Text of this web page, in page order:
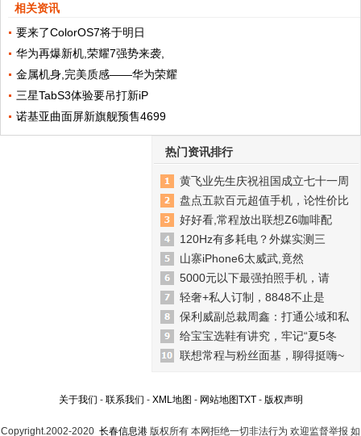
相关资讯
要来了ColorOS7将于明日
华为再爆新机,荣耀7强势来袭,
金属机身,完美质感——华为荣耀
三星TabS3体验要吊打新iP
诺基亚曲面屏新旗舰预售4699
热门资讯排行
黄飞业先生庆祝祖国成立七十一周
盘点五款百元超值手机，论性价比
好好看,常程放出联想Z6咖啡配
120Hz有多耗电？外媒实测三
山寨iPhone6太威武,竟然
5000元以下最强拍照手机，请
轻奢+私人订制，8848不止是
保利威副总裁周鑫：打通公域和私
给宝宝选鞋有讲究，牢记“夏5冬
联想常程与粉丝面基，聊得挺嗨~
关于我们 - 联系我们 - XML地图 - 网站地图TXT- 版权声明
Copyright.2002-2020 长春信息港 版权所有 本网拒绝一切非法行为 欢迎监督举报 如